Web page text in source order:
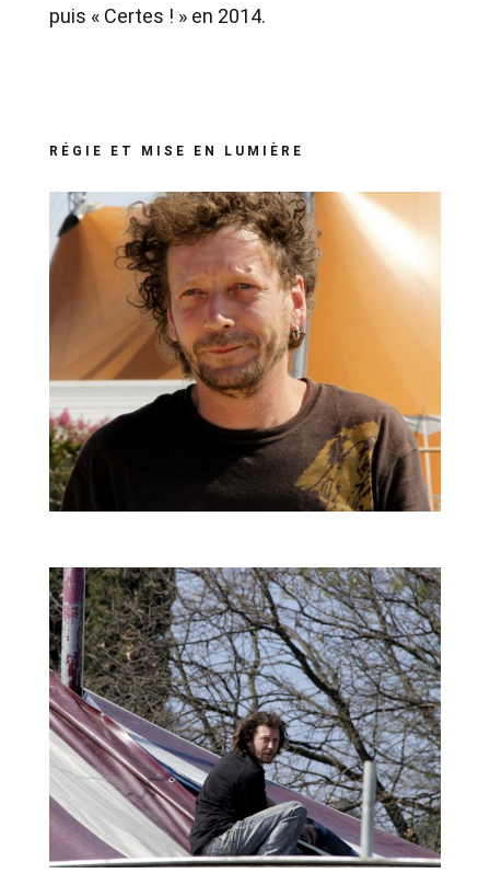
puis « Certes ! » en 2014.
RÉGIE ET MISE EN LUMIÈRE